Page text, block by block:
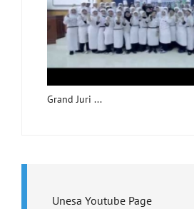
Grand Juri ...
Unesa Youtube Page